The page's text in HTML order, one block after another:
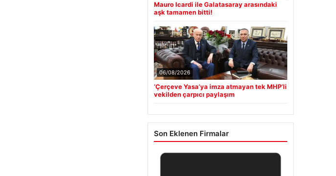
Mauro Icardi ile Galatasaray arasındaki
aşk tamamen bitti!
06/08/2026
‘Çerçeve Yasa’ya imza atmayan tek MHP’li
vekilden çarpıcı paylaşım
Son Eklenen Firmalar